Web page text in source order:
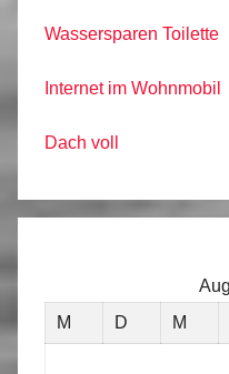
Wassersparen Toilette
Internet im Wohnmobil
Dach voll
M
D M